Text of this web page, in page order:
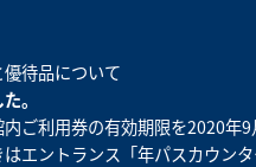
待品について
。
ご利用券の有効期限を2020年9
エントランス「年パスカウンタ